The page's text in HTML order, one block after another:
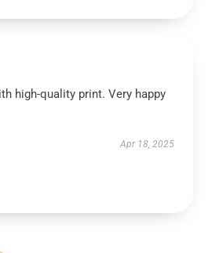
high-quality print. Very happy
Apr 18, 2025